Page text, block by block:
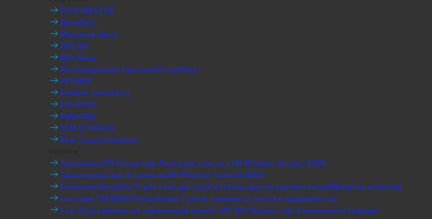
PULP MASTER
NovaSklo
Медична Зірка
DOC.UA
Мій Лікар
Житомирський картонний комбінат
BEEHIVE
Beehive Cosmetics
ЕФІ-АГРО
ФІДНОВА
SEM ECOPACK
Blue Ocean Solutions
Засновник EFI Group Ігор Ліскі взяв участь у HR Wisdom Summit 2026
Запрошуємо вас 8 липня на HR Wisdom Summit 2026!
Компанія NovaSklo Trade стає дистриб’ютором архітектурного скла Pilkington в Україні
Сьогодні FEEDNOVA відзначає 5 років з моменту запуску підприємства
Ігор Ліскі увійшов до переможців премії «УП 100. Бізнес» від «Економічної правди»